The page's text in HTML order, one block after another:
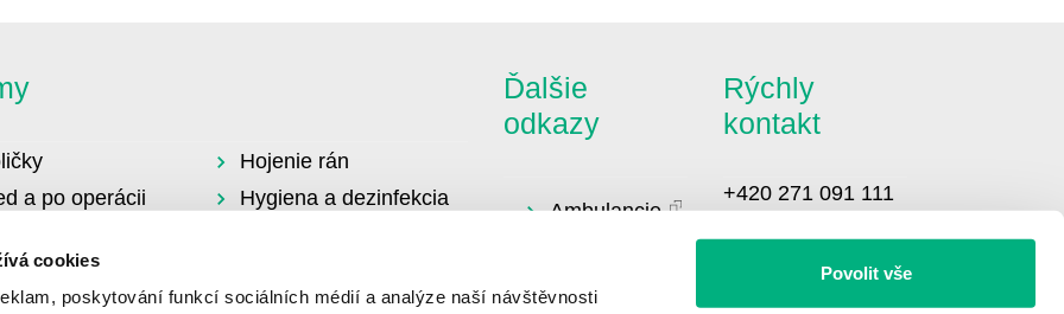
cookies
poskytování funkcí sociálních médií a analýze naší návštěvnosti
Povolit vše
Hojenie rán
a po operácii
Hygiena a dezinfekcia
životný štýl
Ďalšie
odkazy
Ambulancie
otázky
Rýchly
kontakt
+420 271 091 111